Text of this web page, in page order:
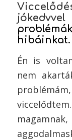
jókedvvel
hibáinkat.
Én is
nem